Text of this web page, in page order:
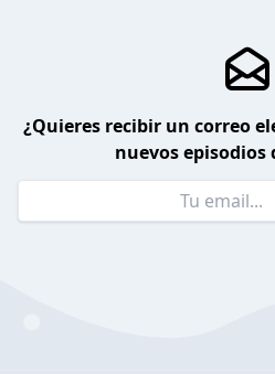
¿Quieres recibir un correo
nuevos episodios